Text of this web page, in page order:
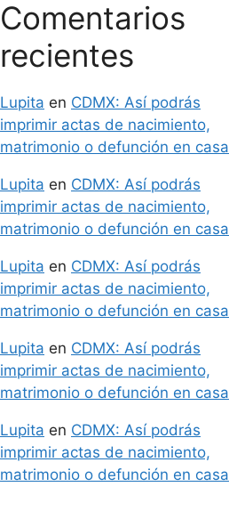
Comentarios
recientes
Lupita en CDMX: Así podrás
imprimir actas de nacimiento,
matrimonio o defunción en casa
Lupita en CDMX: Así podrás
imprimir actas de nacimiento,
matrimonio o defunción en casa
Lupita en CDMX: Así podrás
imprimir actas de nacimiento,
matrimonio o defunción en casa
Lupita en CDMX: Así podrás
imprimir actas de nacimiento,
matrimonio o defunción en casa
Lupita en CDMX: Así podrás
imprimir actas de nacimiento,
matrimonio o defunción en casa